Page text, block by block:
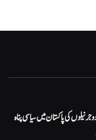
کی پاکستان میں سیاسی پناہ